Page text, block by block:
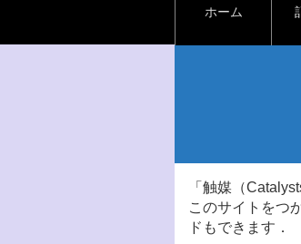
ホーム
「触媒（
このサイトをつ
ドもできます．